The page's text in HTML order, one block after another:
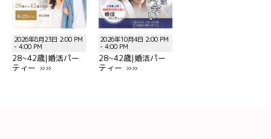
2026年8月23日 2:00 PM
- 4:00 PM
28~42歳|婚活パー
ティー »»
2026年10月4日 2:00 PM
- 4:00 PM
28~42歳|婚活パー
ティー »»